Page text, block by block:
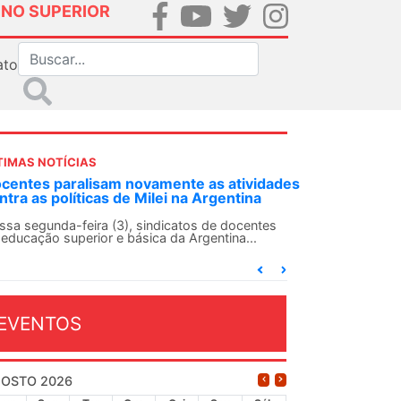
SUPERIOR
NOTÍCIAS
ANDES-SN convoca docentes para Dia de
Solidariedade Internacionalista com Cuba em
O ANDES-SN conclama suas seções sindicais e o
2026